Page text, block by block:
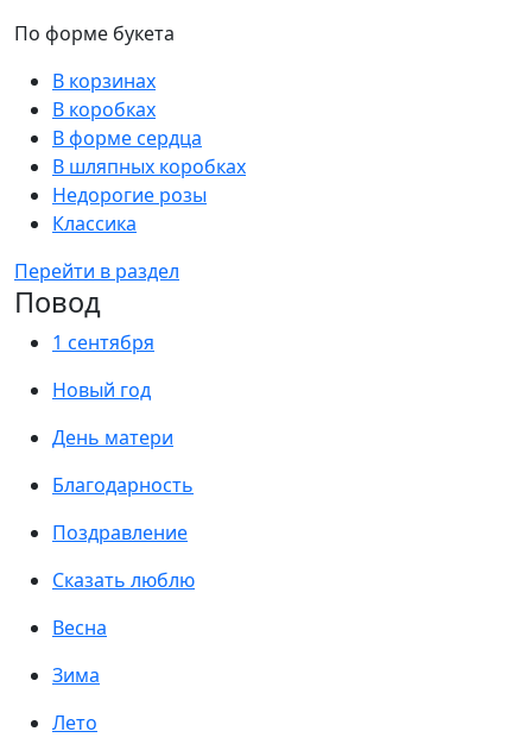
По форме букета
В корзинах
В коробках
В форме сердца
В шляпных коробках
Недорогие розы
Классика
Перейти в раздел
Повод
1 сентября
Новый год
День матери
Благодарность
Поздравление
Сказать люблю
Весна
Зима
Лето